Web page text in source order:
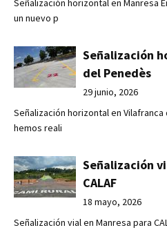
Señalización horizontal en Manresa
un nuevo p
Señalización
del Penedès
29 junio, 2026
Señalización horizontal en Vilafranca
hemos reali
Señalización
CALAF
18 mayo, 2026
Señalización vial en Manresa para